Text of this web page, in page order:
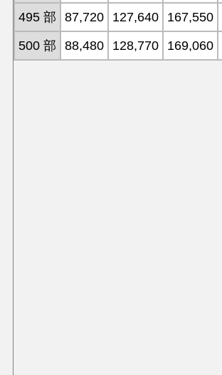
495 部
87,720 127,640 167,550
500 部
88,480 128,770 169,060